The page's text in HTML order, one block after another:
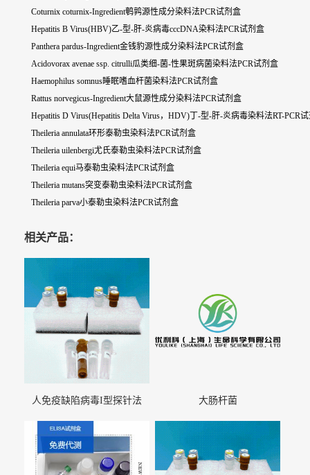
Coturnix coturnix-Ingredient鹌鹑源性成分染料法PCR试剂盒
Hepatitis B Virus(HBV)乙-型-肝-炎病毒cccDNA染料法PCR试剂盒
Panthera pardus-Ingredient金钱豹源性成分染料法PCR试剂盒
Acidovorax avenae ssp. citrulli瓜类细-菌-性果斑病菌染料法PCR试剂盒
Haemophilus somnus睡眠嗜血杆菌染料法PCR试剂盒
Rattus norvegicus-Ingredient大鼠源性成分染料法PCR试剂盒
Hepatitis D Virus(Hepatitis Delta Virus，HDV)丁-型-肝-炎病毒染料法RT-PCR
Theileria annulata环形泰勒虫染料法PCR试剂盒
Theileria uilenbergi尤氏泰勒虫染料法PCR试剂盒
Theileria equi马泰勒虫染料法PCR试剂盒
Theileria mutans突变泰勒虫染料法PCR试剂盒
Theileria parva小泰勒虫染料法PCR试剂盒
相关产品：
人免疫缺陷病毒I型探针法
大肠杆菌